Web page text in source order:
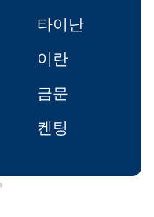
타이난
이란
금문
켄팅